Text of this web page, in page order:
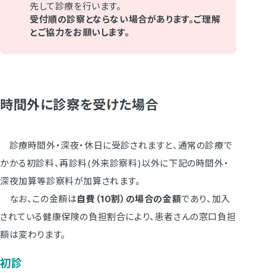
先して診療を行います。
受付順の診察とならない場合があります。ご理解
とご協力をお願いします。
時間外に診察を受けた場合
診療時間外・深夜・休日に受診されますと、通常の診療で
かかる初診料、再診料(外来診察料)以外に下記の時間外・
深夜加算等診察料が加算されます。
なお、この金額は自費（10割）の場合の金額であり、加入
されている健康保険の負担割合により、患者さんの窓口負担
額は変わります。
初診